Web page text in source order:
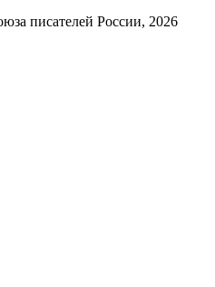
писателей России, 2026